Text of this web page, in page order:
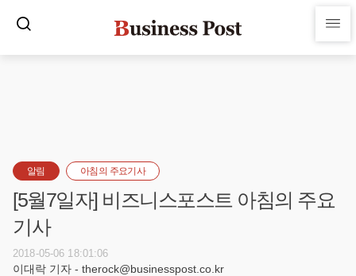
알림 아침의 주요기사
[5월7일자] 비즈니스포스트 아침의 주요
기사
2018-05-06 18:01:06
이대락 기자 - therock@businesspost.co.kr